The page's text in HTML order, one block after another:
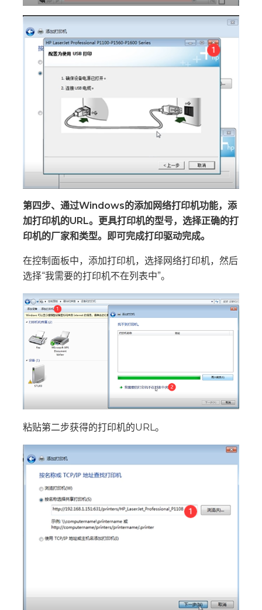
第四步、通过Windows的添加网络打印机功能，添
加打印机的URL。更具打印机的型号，选择正确的打
印机的厂家和类型。即可完成打印驱动完成。
在控制面板中，添加打印机，选择网络打印机，然后
选择“我需要的打印机不在列表中”。
粘贴第二步获得的打印机的URL。